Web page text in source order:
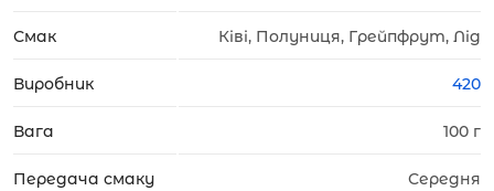
Смак Ківі, Полуниця, Грейпфрут, Лід
Виробник 420
Вага 100 г
Передача смаку Середня